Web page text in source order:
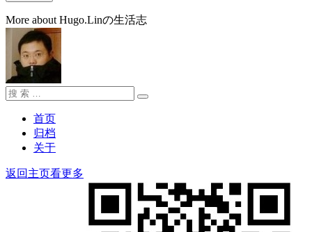
More about Hugo.Linの生活志
搜
搜
首页
归档
关于
返回主页看更多